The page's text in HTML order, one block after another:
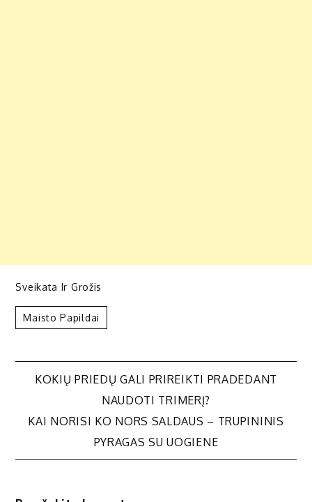
Sveikata Ir Grožis
Maisto Papildai
Navigacija
tarp
įrašų
KOKIŲ PRIEDŲ GALI PRIREIKTI PRADEDANT
NAUDOTI TRIMERĮ?
KAI NORISI KO NORS SALDAUS – TRUPININIS
PYRAGAS SU UOGIENE